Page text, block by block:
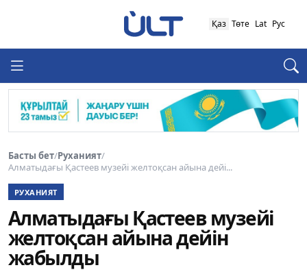
Қаз Төте Lat Рус
Басты бет/Руханият/
Алматыдағы Қастеев музейі желтоқсан айына дейі...
РУХАНИЯТ
Алматыдағы Қастеев музейі
желтоқсан айына дейін
жабылды